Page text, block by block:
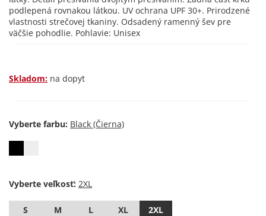
podlepená rovnakou látkou. UV ochrana UPF 30+. Prirodzené
vlastnosti strečovej tkaniny. Odsadený ramenný šev pre
väčšie pohodlie. Pohlavie: Unisex
Skladom: na dopyt
Vyberte farbu:
Vyberte veľkosť:
S M L XL 2XL